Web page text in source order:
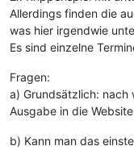
Allerdings finden die
was hier irgendwie
Es sind einzelne
Fragen:
a) Grundsätzlich: nach
Ausgabe in die
b) Kann man das